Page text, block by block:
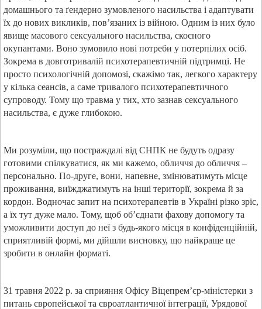
домашнього та ґендерно зумовленого насильства і адаптувати
їх до нових викликів, пов’язаних із війною. Одним із них було
явище масового сексуального насильства, скоєного
окупантами. Воно зумовило нові потреби у потерпілих осіб.
Зокрема в довготривалій психотерапевтичній підтримці. Не
просто психологічній допомозі, скажімо так, легкого характеру
у кілька сеансів, а саме тривалого психотерапевтичного
супроводу. Тому що травма у тих, хто зазнав сексуального
насильства, є дуже глибокою.
Ми розуміли, що постраждалі від СНПК не будуть одразу
готовими спілкуватися, як ми кажемо, обличчя до обличчя –
персонально. По-друге, вони, напевне, змінюватимуть місце
проживання, виїжджатимуть на інші території, зокрема й за
кордон. Водночас запит на психотерапевтів в Україні різко зріс,
а їх тут дуже мало. Тому, щоб об’єднати фахову допомогу та
уможливити доступ до неї з будь-якого місця в конфіденційній,
сприятливій формі, ми дійшли висновку, що найкраще це
зробити в онлайн форматі.
31 травня 2022 р. за сприяння Офісу Віцепрем’єр-міністерки з
питань європейської та євроатлантичної інтеграції, Урядової